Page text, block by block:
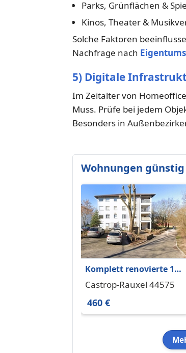
Parks, Grünflächen &
Kinos, Theater &
Solche Faktoren
Nachfrage nach
5) Digitale
Im Zeitalter von
Muss. Prüfe bei jedem
Besonders in
Wohnungen
Komplett renovierte 1-
Zimmer-Wohnung
Castrop-Rauxel 44575
460 €